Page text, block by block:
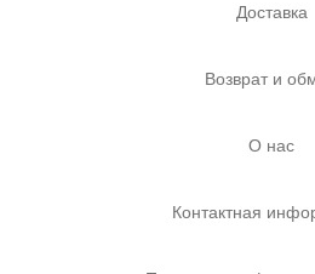
Доставка
Возврат и
О нас
Контактная